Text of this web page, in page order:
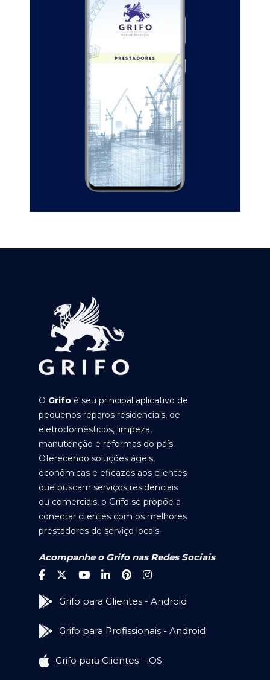
O Grifo é seu principal aplicativo de
pequenos reparos residenciais, de
eletrodomésticos, limpeza,
manutenção e reformas do país.
Oferecendo soluções ágeis,
econômicas e eficazes aos clientes
que buscam serviços residenciais
ou comerciais, o Grifo se propõe a
conectar clientes com os melhores
prestadores de serviço locais.
Acompanhe o Grifo nas Redes Sociais
Grifo para Clientes - Android
Grifo para Profissionais - Android
Grifo para Clientes - iOS